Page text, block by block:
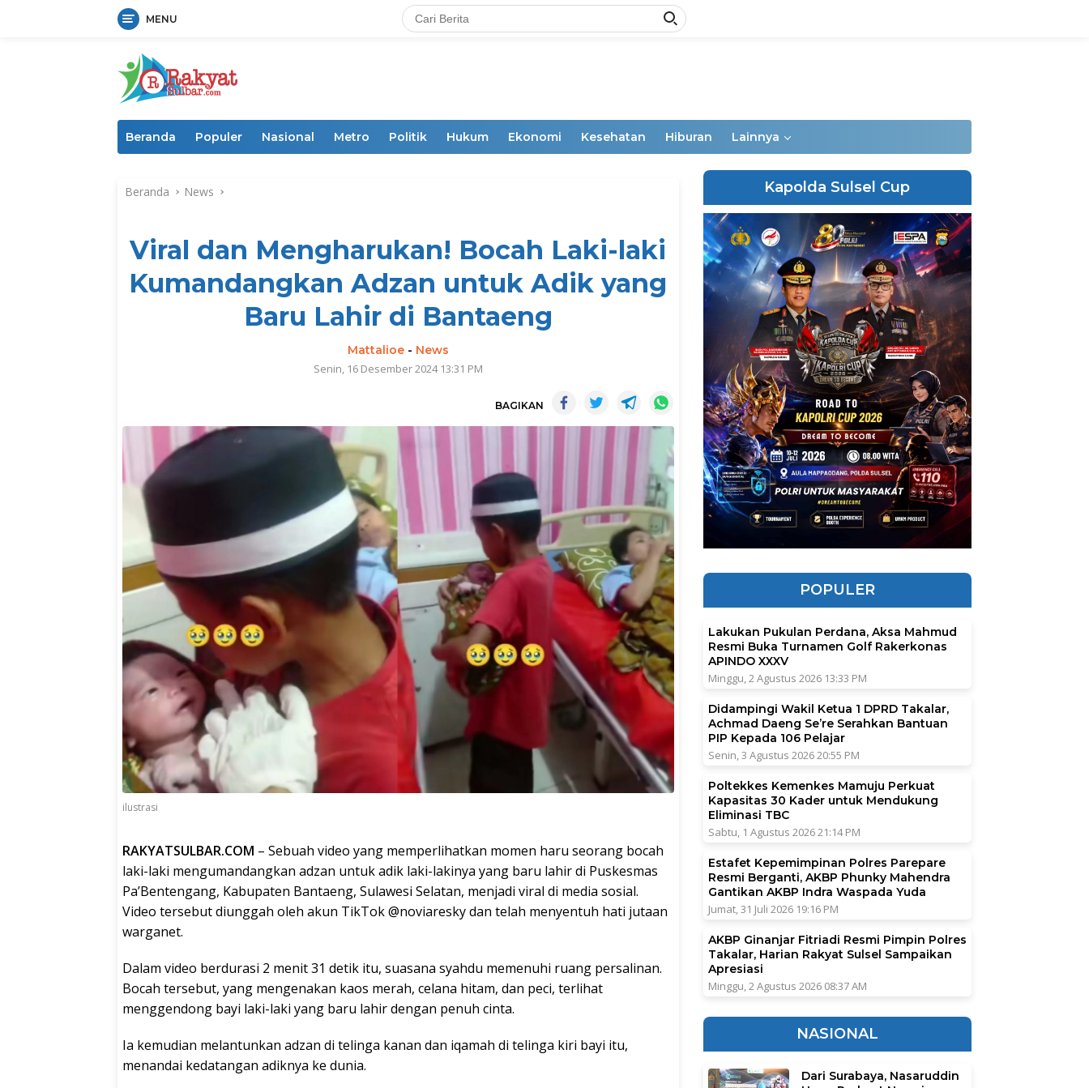
MENU
Beranda Populer Nasional Metro Politik Hukum Ekonomi Kesehatan Hiburan Lainnya
Beranda News
Viral dan Mengharukan! Bocah Laki-laki
Kumandangkan Adzan untuk Adik yang
Baru Lahir di Bantaeng
Mattalioe- News
Senin, 16 Desember 2024 13:31 PM
BAGIKAN
ilustrasi
RAKYATSULBAR.COM – Sebuah video yang memperlihatkan momen haru seorang bocah
laki-laki mengumandangkan adzan untuk adik laki-lakinya yang baru lahir di Puskesmas
Pa’Bentengang, Kabupaten Bantaeng, Sulawesi Selatan, menjadi viral di media sosial.
Video tersebut diunggah oleh akun TikTok @noviaresky dan telah menyentuh hati jutaan
warganet.
Dalam video berdurasi 2 menit 31 detik itu, suasana syahdu memenuhi ruang persalinan.
Bocah tersebut, yang mengenakan kaos merah, celana hitam, dan peci, terlihat
menggendong bayi laki-laki yang baru lahir dengan penuh cinta.
Ia kemudian melantunkan adzan di telinga kanan dan iqamah di telinga kiri bayi itu,
menandai kedatangan adiknya ke dunia.
Kapolda Sulsel Cup
POPULER
Lakukan Pukulan Perdana, Aksa Mahmud
Resmi Buka Turnamen Golf Rakerkonas
APINDO XXXV
Minggu, 2 Agustus 2026 13:33 PM
Didampingi Wakil Ketua 1 DPRD Takalar,
Achmad Daeng Se’re Serahkan Bantuan
PIP Kepada 106 Pelajar
Senin, 3 Agustus 2026 20:55 PM
Poltekkes Kemenkes Mamuju Perkuat
Kapasitas 30 Kader untuk Mendukung
Eliminasi TBC
Sabtu, 1 Agustus 2026 21:14 PM
Estafet Kepemimpinan Polres Parepare
Resmi Berganti, AKBP Phunky Mahendra
Gantikan AKBP Indra Waspada Yuda
Jumat, 31 Juli 2026 19:16 PM
AKBP Ginanjar Fitriadi Resmi Pimpin Polres
Takalar, Harian Rakyat Sulsel Sampaikan
Apresiasi
Minggu, 2 Agustus 2026 08:37 AM
NASIONAL
Dari Surabaya, Nasaruddin